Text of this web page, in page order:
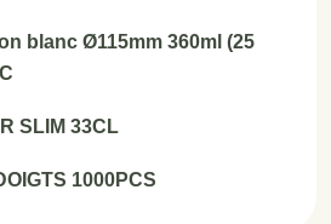
blanc Ø115mm 360ml (25
SLIM 33CL
1000PCS